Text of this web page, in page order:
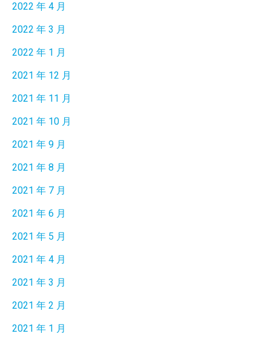
2022 年 4 月
2022 年 3 月
2022 年 1 月
2021 年 12 月
2021 年 11 月
2021 年 10 月
2021 年 9 月
2021 年 8 月
2021 年 7 月
2021 年 6 月
2021 年 5 月
2021 年 4 月
2021 年 3 月
2021 年 2 月
2021 年 1 月